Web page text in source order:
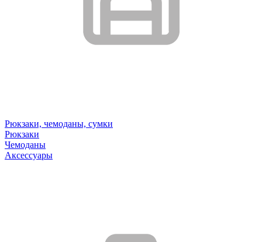
Рюкзаки, чемоданы, сумки
Рюкзаки
Чемоданы
Аксессуары